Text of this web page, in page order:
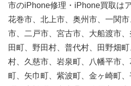
市のiPhone修理・iPhone買取は
花巻市、北上市、奥州市、一関
市、二戸市、宮古市、大船渡市
田町、野田村、普代村、田野畑
村、久慈市、岩泉町、八幡平市
町、矢巾町、紫波町、金ヶ崎町